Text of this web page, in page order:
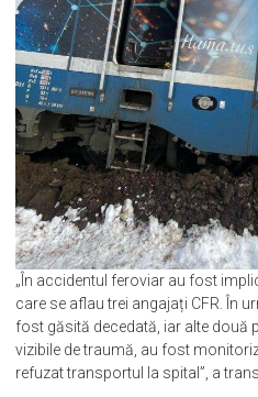
„În accidentul feroviar au fost
care se aflau trei angajați CFR. În
fost găsită decedată, iar alte două